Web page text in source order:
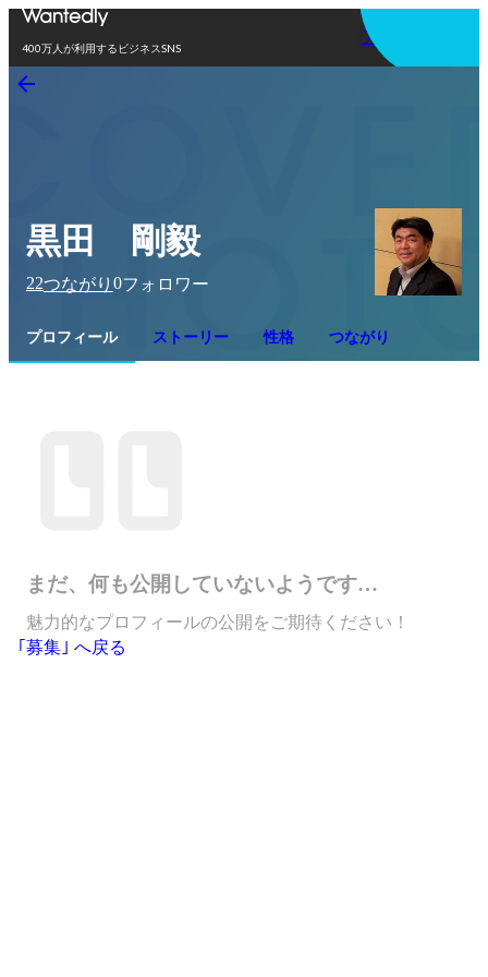
400万人が利用するビジネスSNS
アプリを使う
黒田 剛毅
22つながり 0フォロワー
プロフィール ストーリー 性格 つながり
まだ、何も公開していないようです…
魅力的なプロフィールの公開をご期待ください！
｢募集｣ へ戻る